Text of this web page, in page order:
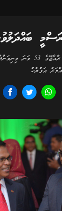
25 ޖުލައި 2018:
އަފްރާހް